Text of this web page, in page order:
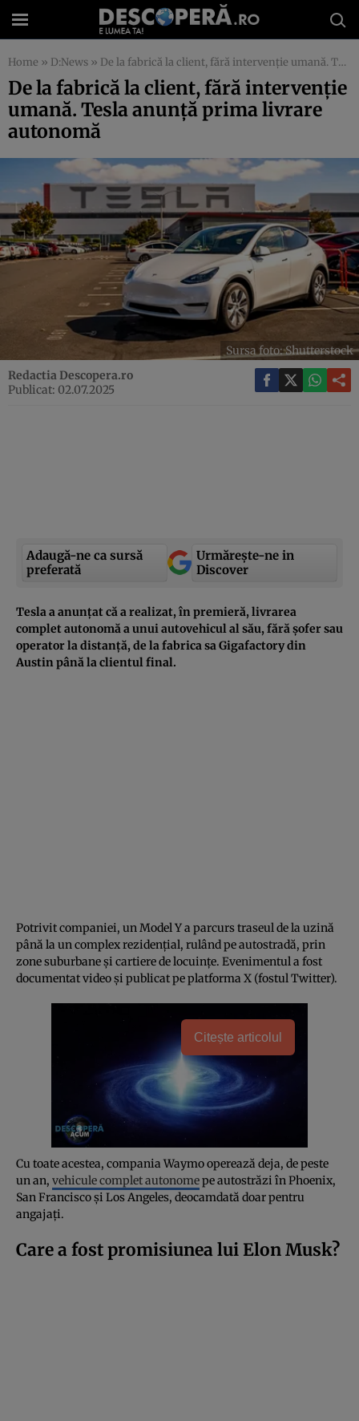
Home » D:News » De la fabrică la client, fără intervenție umană. Tesla anunță prima livrare autonomă
De la fabrică la client, fără intervenție
umană. Tesla anunță prima livrare
autonomă
Sursa foto: Shutterstock
Redactia Descopera.ro
Publicat: 02.07.2025
Adaugă-ne ca sursă
preferată
Urmărește-ne in
Discover
Tesla a anunțat că a realizat, în premieră, livrarea
complet autonomă a unui autovehicul al său, fără șofer sau
operator la distanță, de la fabrica sa Gigafactory din
Austin până la clientul final.
Potrivit companiei, un Model Y a parcurs traseul de la uzină
până la un complex rezidențial, rulând pe autostradă, prin
zone suburbane și cartiere de locuințe. Evenimentul a fost
documentat video și publicat pe platforma X (fostul Twitter).
Citește articolul
Cu toate acestea, compania Waymo operează deja, de peste
un an, vehicule complet autonomepe autostrăzi în Phoenix,
San Francisco și Los Angeles, deocamdată doar pentru
angajați.
Care a fost promisiunea lui Elon Musk?